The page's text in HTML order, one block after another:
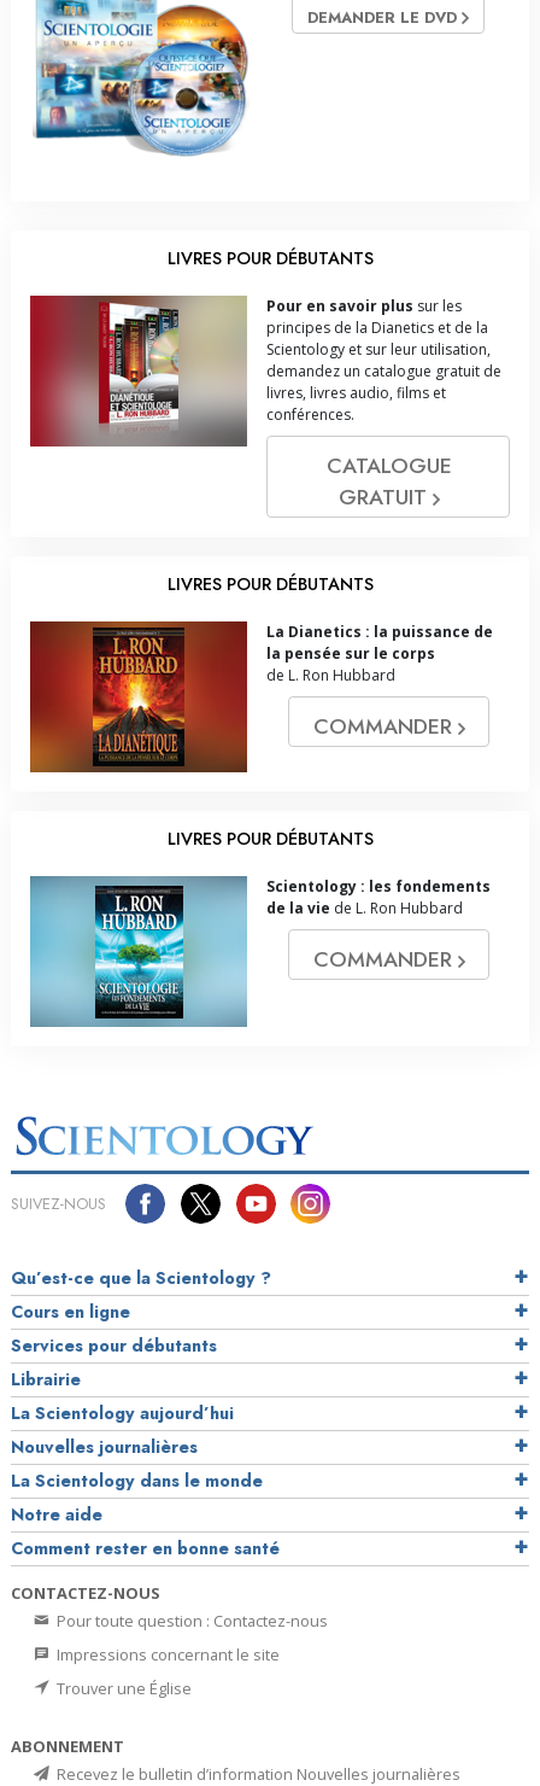
DEMANDER LE DVD
LIVRES POUR DÉBUTANTS
Pour en savoir plus sur les
principes de la Dianetics et de la
Scientology et sur leur utilisation,
demandez un catalogue gratuit de
livres, livres audio, films et
conférences.
CATALOGUE
GRATUIT
LIVRES POUR DÉBUTANTS
La Dianetics : la puissance de
la pensée sur le corps
de L. Ron Hubbard
COMMANDER
LIVRES POUR DÉBUTANTS
Scientology : les fondements
de la vie de L. Ron Hubbard
COMMANDER
SUIVEZ-NOUS
Qu’est-ce que la Scientology ?
Cours en ligne
Services pour débutants
Librairie
La Scientology aujourd’hui
Nouvelles journalières
La Scientology dans le monde
Notre aide
Comment rester en bonne santé
CONTACTEZ-NOUS
Pour toute question : Contactez-nous
Impressions concernant le site
Trouver une Église
ABONNEMENT
Recevez le bulletin d’information Nouvelles journalières